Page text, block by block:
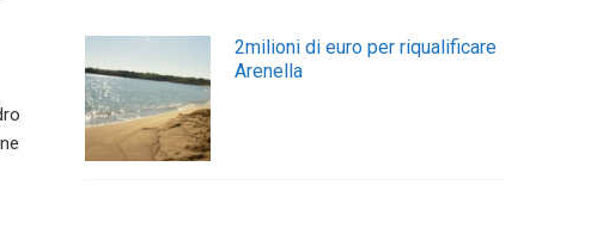
2milioni di euro per riqualificare
Arenella